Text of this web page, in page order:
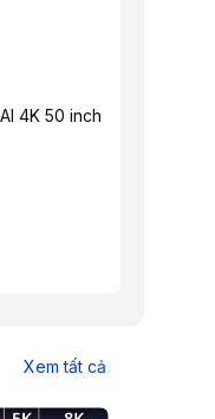
4K 50 inch
Xem tất cả